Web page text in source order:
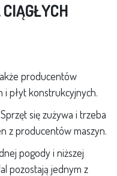
producentów
płyt konstrukcyjnych.
się zużywa i trzeba
z producentów maszyn.
pogody i niższej
pozostają jednym z